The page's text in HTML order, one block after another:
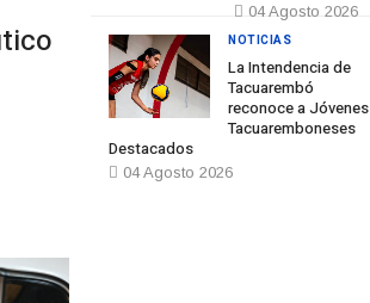
04 Agosto 2026
La Intendencia de
Tacuarembó
reconoce a Jóvenes
Tacuaremboneses
Destacados
04 Agosto 2026
NOTICIAS